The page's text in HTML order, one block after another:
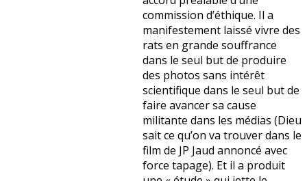
commission d’éthique. Il a
manifestement laissé vivre des
rats en grande souffrance
dans le seul but de produire
des photos sans intérêt
scientifique dans le seul but de
faire avancer sa cause
militante dans les médias (Dieu
sait ce qu’on va trouver dans le
film de JP Jaud annoncé avec
force tapage). Et il a produit